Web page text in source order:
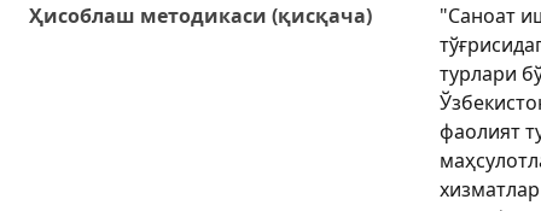
Ҳисоблаш методикаси (қисқача)
"Саноат
турлари
фаолият